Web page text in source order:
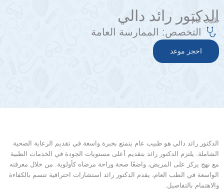
الدكتور رائد دالي
طبيب عام
التخصص: الممارسة العامة
احجز موعد
الدكتور رائد دالي هو طبيب عام يتمتع بخبرة واسعة في تقديم الرعاية الصحية
الشاملة. يلتزم الدكتور رائد بتقديم أعلى مستويات الجودة في الخدمات الطبية
مع نهج يركز على المريض، واضعًا صحة وراحة مرضاه كأولوية. من خلال معرفته
الواسعة في الطب العام، يقدم الدكتور رائد استشارات احترافية تتسم بالكفاءة
والاهتمام بالتفاصيل.